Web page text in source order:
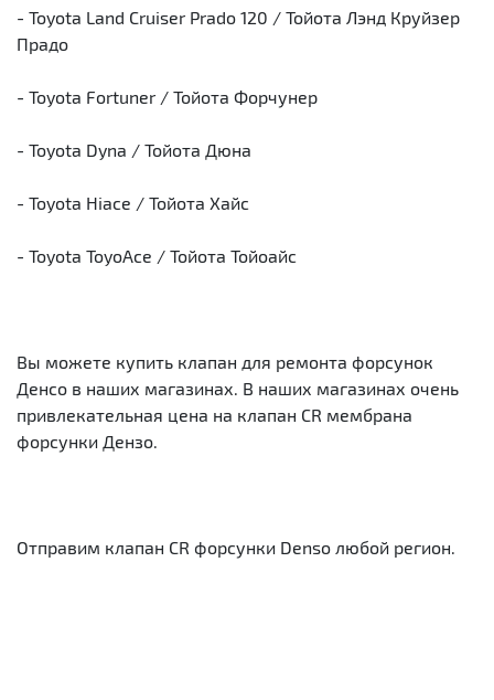
- Toyota Land Cruiser Prado 120 / Тойота Лэнд Круйзер
Прадо
- Toyota Fortuner / Тойота Форчунер
- Toyota Dyna / Тойота Дюна
- Toyota Hiace / Тойота Хайс
- Toyota ToyoAce / Тойота Тойоайс
Вы можете купить клапан для ремонта форсунок
Денсо в наших магазинах. В наших магазинах очень
привлекательная цена на клапан CR мембрана
форсунки Дензо.
Отправим клапан CR форсунки Denso любой регион.